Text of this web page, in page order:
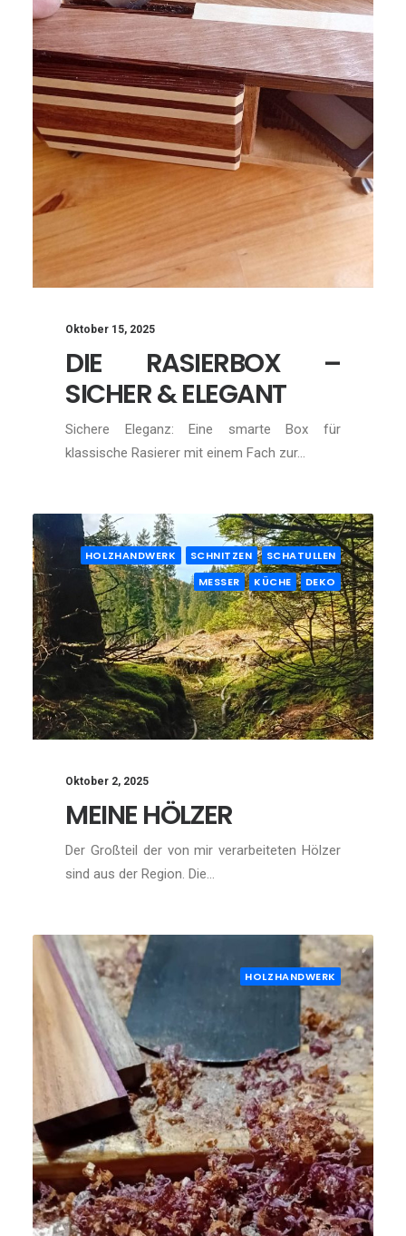
Oktober 15, 2025
DIE RASIERBOX –
SICHER & ELEGANT
Sichere Eleganz: Eine smarte Box für
klassische Rasierer mit einem Fach zur…
HOLZHANDWERK SCHNITZEN
SCHATULLEN
MESSER
KÜCHE DEKO
Oktober 2, 2025
MEINE HÖLZER
Der Großteil der von mir verarbeiteten Hölzer
sind aus der Region. Die…
HOLZHANDWERK